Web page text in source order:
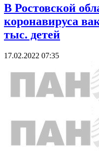
В Ростовской
коронавируса
тыс. детей
17.02.2022 07:35